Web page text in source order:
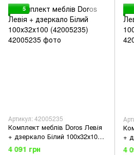
5
Артикул: 42005235
Комплект меблів Doros Левія
+ дзеркало Білий 100х32х100
(42005235)
4 091 грн
+
4